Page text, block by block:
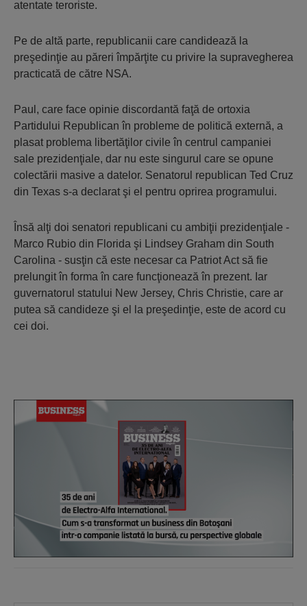
atentate teroriste.
Pe de altă parte, republicanii care candidează la
preşedinţie au păreri împărţite cu privire la supravegherea
practicată de către NSA.
Paul, care face opinie discordantă faţă de ortoxia
Partidului Republican în probleme de politică externă, a
plasat problema libertăţilor civile în centrul campaniei
sale prezidenţiale, dar nu este singurul care se opune
colectării masive a datelor. Senatorul republican Ted Cruz
din Texas s-a declarat şi el pentru oprirea programului.
Însă alţi doi senatori republicani cu ambiţii prezidenţiale -
Marco Rubio din Florida şi Lindsey Graham din South
Carolina - susţin că este necesar ca Patriot Act să fie
prelungit în forma în care funcţionează în prezent. Iar
guvernatorul statului New Jersey, Chris Christie, care ar
putea să candideze şi el la preşedinţie, este de acord cu
cei doi.